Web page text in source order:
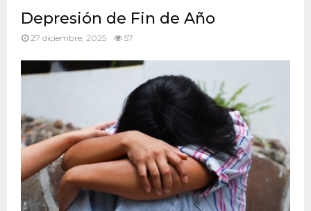
Depresión de Fin de Año
27 diciembre, 2025 57